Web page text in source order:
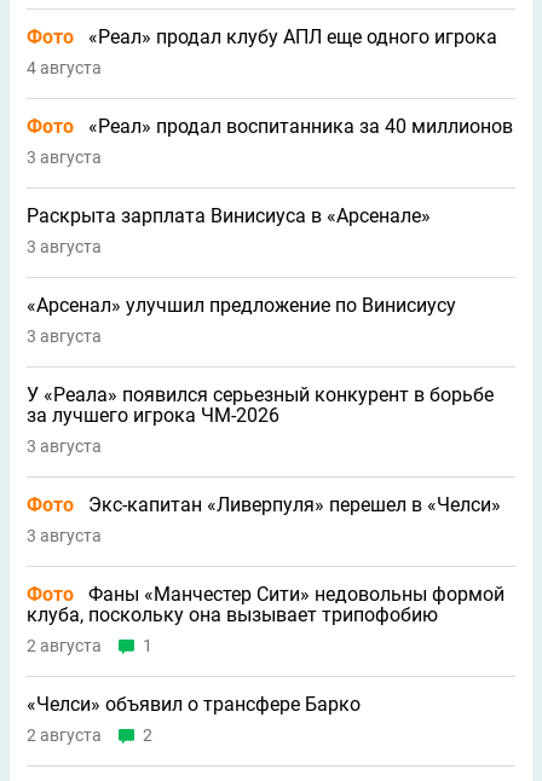
Фото «Реал» продал клубу АПЛ еще одного игрока
4 августа
Фото «Реал» продал воспитанника за 40 миллионов
3 августа
Раскрыта зарплата Винисиуса в «Арсенале»
3 августа
«Арсенал» улучшил предложение по Винисиусу
3 августа
У «Реала» появился серьезный конкурент в борьбе
за лучшего игрока ЧМ-2026
3 августа
Фото Экс-капитан «Ливерпуля» перешел в «Челси»
3 августа
Фото
Фаны «Манчестер Сити» недовольны формой
клуба, поскольку она вызывает трипофобию
2 августа 1
«Челси» объявил о трансфере Барко
2 августа 2